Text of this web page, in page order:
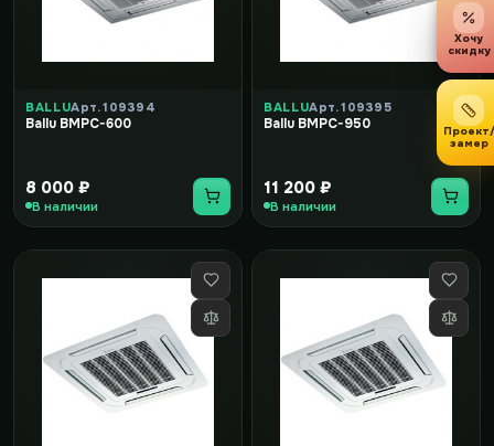
BALLUАрт. 109394
Ballu BMPC-600
8 000 ₽
В наличии
BALLUАрт. 109395
Ballu BMPC-950
11 200 ₽
В наличии
Хочу
скидку
Проект/
замер